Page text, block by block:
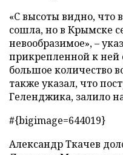
«С высоты видно, что
сошла, но в Крымске
невообразимое»,–
прикрепленной к ней
большое количество
также указал, что
Геленджика, залило
#{bigimage=644019}
Александр Ткачев